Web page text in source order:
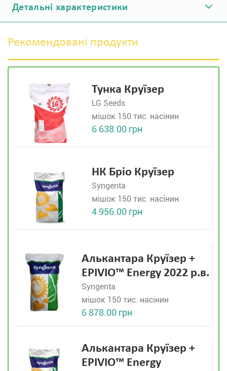
Детальні характеристики
Рекомендовані продукти
Тунка Круїзер
LG Seeds
мішок 150 тис. насінин
6 638.00 грн
НК Бріо Круїзер
Syngenta
мішок 150 тис. насінин
4 956.00 грн
Алькантара Круїзер +
EPIVIO™ Energy 2022 р.в.
Syngenta
мішок 150 тис. насінин
6 878.00 грн
Алькантара Круїзер +
EPIVIO™ Energy